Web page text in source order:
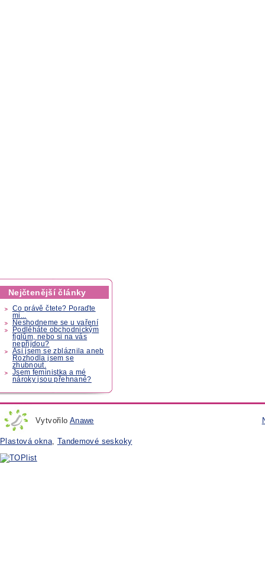
Nejčtenější články
Co právě čtete? Poraďte
mi...
Neshodneme se u vaření
Podléháte obchodnickým
fíglům, nebo si na vás
nepřijdou?
Asi jsem se zbláznila aneb
Rozhodla jsem se
zhubnout.
Jsem feministka a mé
nároky jsou přehnané?
Vytvořilo Anawe
Plastová okna, Tandemové seskoky